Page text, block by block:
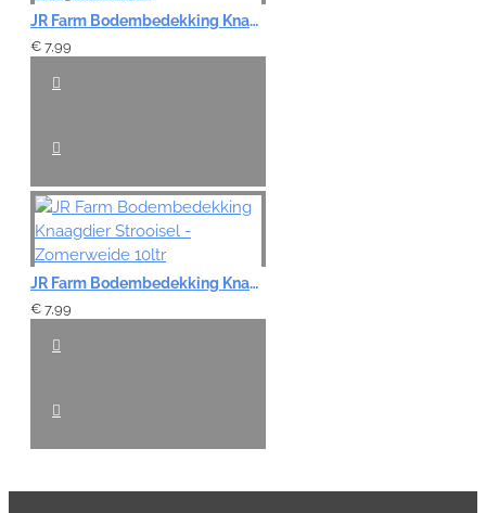
JR Farm Bodembedekking Knaagdier Strooisel - Bosgevoel 10ltr
€ 7,99
JR Farm Bodembedekking Knaagdier Strooisel - Zomerweide 10ltr
€ 7,99